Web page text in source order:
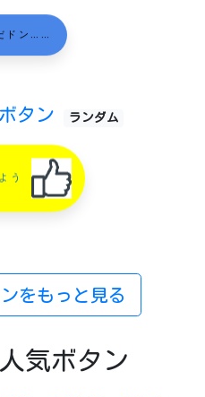
ドン……
タン ランダム
う
をもっと見る
気ボタン